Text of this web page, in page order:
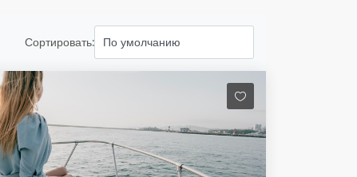
Сортировать: